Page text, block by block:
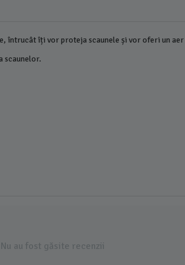
întrucât îți vor proteja scaunele și vor oferi un
scaunelor.
Nu au fost găsite recenzii